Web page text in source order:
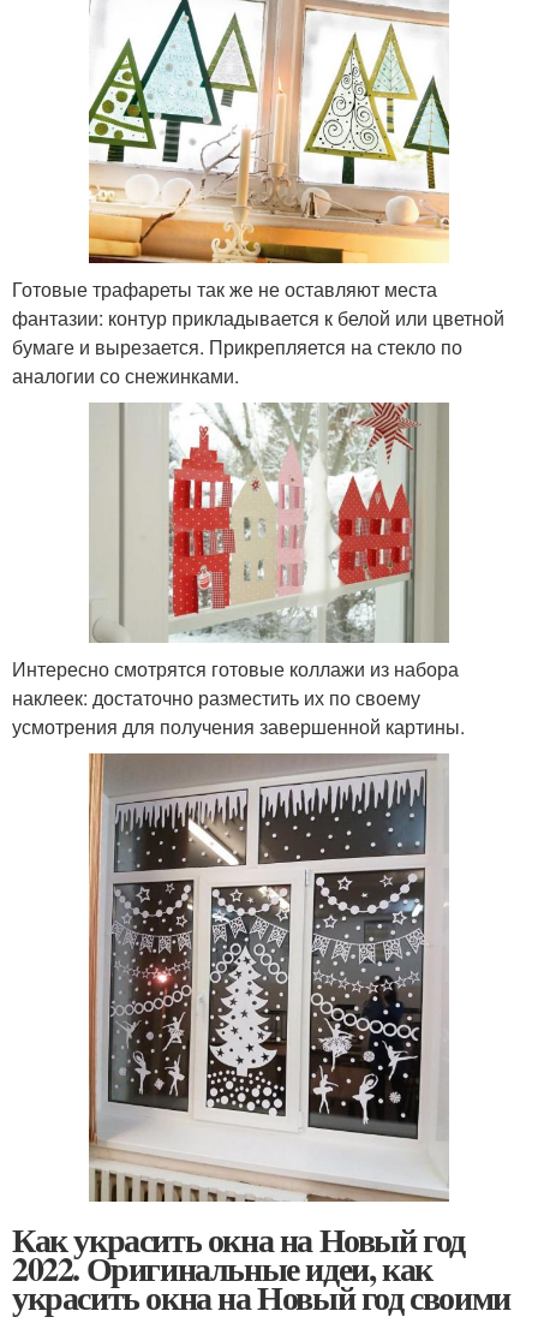
Готовые трафареты так же не оставляют места
фантазии: контур прикладывается к белой или цветной
бумаге и вырезается. Прикрепляется на стекло по
аналогии со снежинками.
Интересно смотрятся готовые коллажи из набора
наклеек: достаточно разместить их по своему
усмотрения для получения завершенной картины.
Как украсить окна на Новый год
2022. Оригинальные идеи, как
украсить окна на Новый год своими